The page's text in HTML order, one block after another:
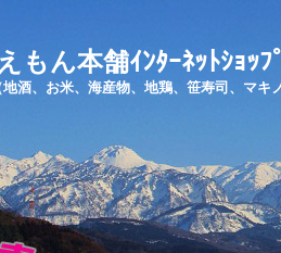
もん本舗ｲﾝﾀｰﾈｯﾄｼｮｯﾌ
酒、お米、海産物、地鶏、笹寿司、マキ